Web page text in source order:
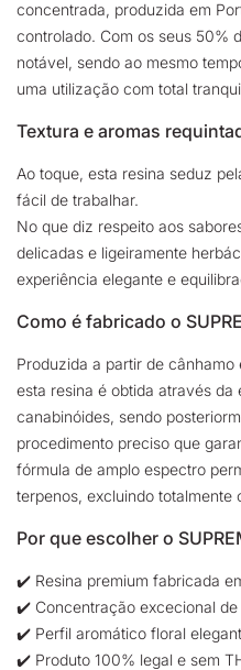
concentrada, produzida em
controlado. Com os seus 50%
notável, sendo ao mesmo
uma utilização com total
Textura e aromas
Ao toque, esta resina seduz
fácil de trabalhar.
No que diz respeito aos
delicadas e ligeiramente
experiência elegante e
Como é fabricado o
Produzida a partir de
esta resina é obtida através
canabinóides, sendo
procedimento preciso que
fórmula de amplo espectro
terpenos, excluindo totalmente
Por que escolher o
✔️ Resina premium fabricada
✔️ Concentração excecional de
✔️ Perfil aromático floral
✔️ Produto 100% legal e sem